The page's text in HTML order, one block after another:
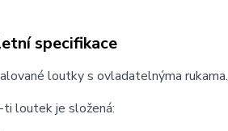
specifikace
loutky s ovladatelnýma rukama.
loutek je složená: